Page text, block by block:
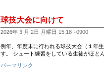
球技大会に向けて
2026年 3 月 2日 月曜日 15:18 +0900
例年、年度末に行われる球技大会（１年
す。 シュート練習をしている生徒がほと
パーマリンク